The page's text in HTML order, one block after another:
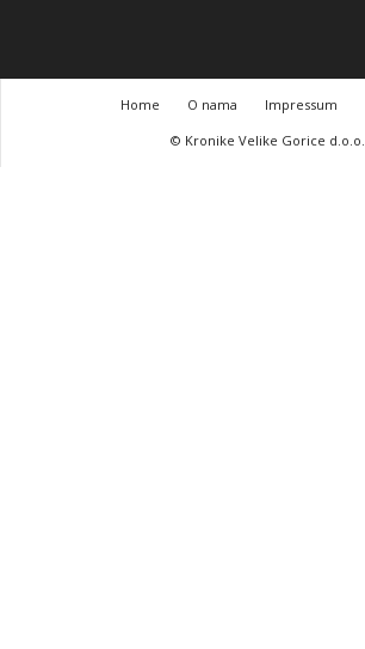
Home O nama Impressum
© Kronike Velike Gorice d.o.o.